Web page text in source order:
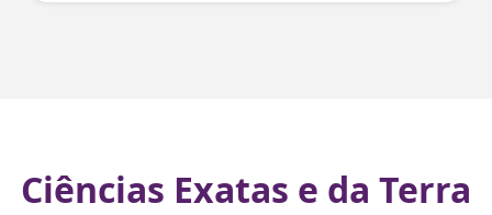
Ciências Exatas e da Terra